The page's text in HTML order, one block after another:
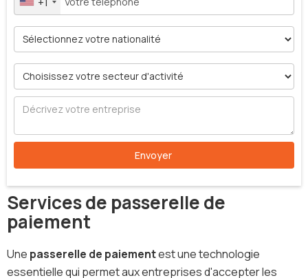
Services de passerelle de
paiement
Une passerelle de paiementest une technologie
essentielle qui permet aux entreprises d'accepter les